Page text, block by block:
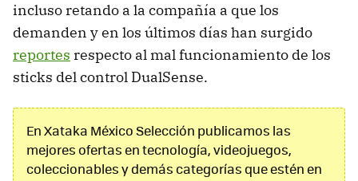
incluso retando a la compañía a que los
demanden y en los últimos días han surgido
reportes respecto al mal funcionamiento de los
sticks del control DualSense.
En Xataka México Selección publicamos las
mejores ofertas en tecnología, videojuegos,
coleccionables y demás categorías que estén en